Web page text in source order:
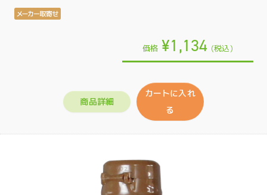
価格 ¥1,134 (税込)
商品詳細
カートに入れ
る